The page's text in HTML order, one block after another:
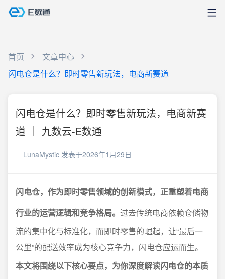
首页
文章中心
闪电仓是什么？即时零售新玩法，电商新赛道
闪电仓是什么？即时零售新玩法，电商新赛
道 ｜ 九数云-E数通
LunaMystic 发表于2026年1月29日
闪电仓，作为即时零售领域的创新模式，正重塑着电商
行业的运营逻辑和竞争格局。 过去传统电商依赖仓储物
流的集中化与标准化，而即时零售的崛起，让“最后一
公里”的配送效率成为核心竞争力，闪电仓应运而生。
本文将围绕以下核心要点，为你深度解读闪电仓的本质